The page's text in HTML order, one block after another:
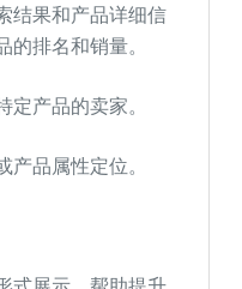
结果和产品详细信
排名和销量。
产品的卖家。
品属性定位。